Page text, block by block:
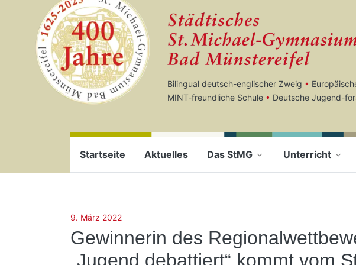
Zum Seiteninhalt springen
Bilingual deutsch-englischer Zweig •
MINT-freundliche Schule • Deutsche Jugend-
Startseite Aktuelles Das StMG Unterricht
9. März 2022
Gewinnerin des
„Jugend debattiert“ kommt vom